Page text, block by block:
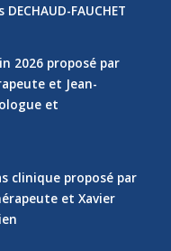
FAUCHET
2026 proposé par
et Jean-
et
clinique proposé par
et Xavier